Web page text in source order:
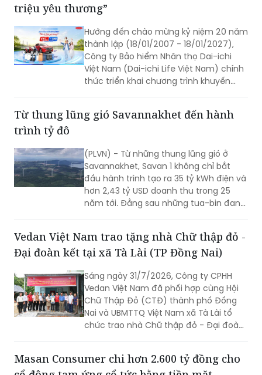
triệu yêu thương”
Hướng đến chào mừng kỷ niệm 20 năm
thành lập (18/01/2007 - 18/01/2027),
Công ty Bảo hiểm Nhân thọ Dai-ichi
Việt Nam (Dai-ichi Life Việt Nam) chính
thức triển khai chương trình khuyến
Từ thung lũng gió Savannakhet đến hành
trình tỷ đô
(PLVN) - Từ những thung lũng gió ở
Savannakhet, Savan 1 không chỉ bắt
đầu hành trình tạo ra 35 tỷ kWh điện và
hơn 2,43 tỷ USD doanh thu trong 25
năm tới. Đằng sau những tua-bin đang
biên giới và mở ra chặng đường mới
trong chiến lược năng lượng dài hạn
Vedan Việt Nam trao tặng nhà Chữ thập đỏ -
Đại đoàn kết tại xã Tà Lài (TP Đồng Nai)
Sáng ngày 31/7/2026, Công ty CPHH
Vedan Việt Nam đã phối hợp cùng Hội
Chữ Thập Đỏ (CTĐ) thành phố Đồng
Nai và UBMTTQ Việt Nam xã Tà Lài tổ
chức trao nhà Chữ thập đỏ - Đại đoàn
phố Đồng Nai.
Masan Consumer chi hơn 2.600 tỷ đồng cho